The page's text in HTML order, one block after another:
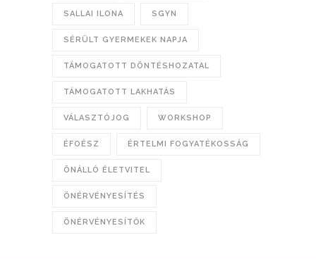
SALLAI ILONA SGYN
SÉRÜLT GYERMEKEK NAPJA
TÁMOGATOTT DÖNTÉSHOZATAL
TÁMOGATOTT LAKHATÁS
VÁLASZTÓJOG WORKSHOP
ÉFOÉSZ ÉRTELMI FOGYATÉKOSSÁG
ÖNÁLLÓ ÉLETVITEL
ÖNÉRVÉNYESÍTÉS
ÖNÉRVÉNYESÍTŐK